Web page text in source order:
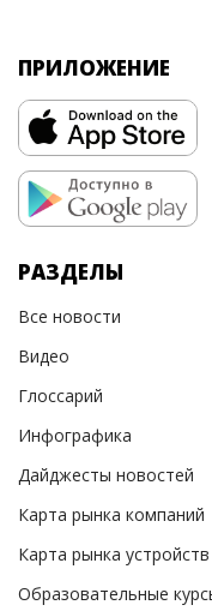
ПРИЛОЖЕНИЕ
РАЗДЕЛЫ
Все новости
Видео
Глоссарий
Инфографика
Дайджесты новостей
Карта рынка компаний
Карта рынка устройств
Образовательные